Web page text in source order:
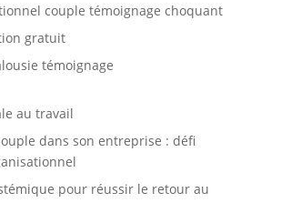
couple témoignage choquant
gratuit
témoignage
au travail
dans son entreprise : défi
pour réussir le retour au